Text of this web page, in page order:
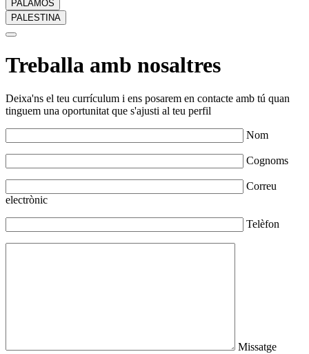
PALAMÓS
PALESTINA
Treballa amb nosaltres
Deixa'ns el teu currículum i ens posarem en contacte amb tú quan
tinguem una oportunitat que s'ajusti al teu perfil
Nom
Cognoms
Correu
electrònic
Telèfon
Missatge